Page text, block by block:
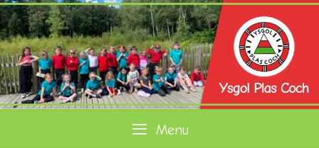
Skip
to
content
Menu